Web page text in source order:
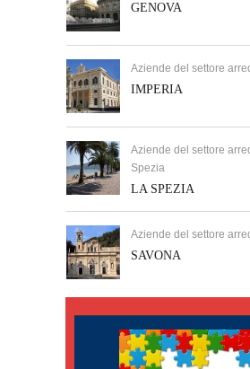
GENOVA
Aziende del settore
IMPERIA
Aziende del settore
Spezia
LA SPEZIA
Aziende del settore
SAVONA